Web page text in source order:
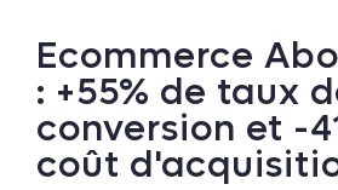
Ecommerce
: +55% de taux
conversion et -
coût